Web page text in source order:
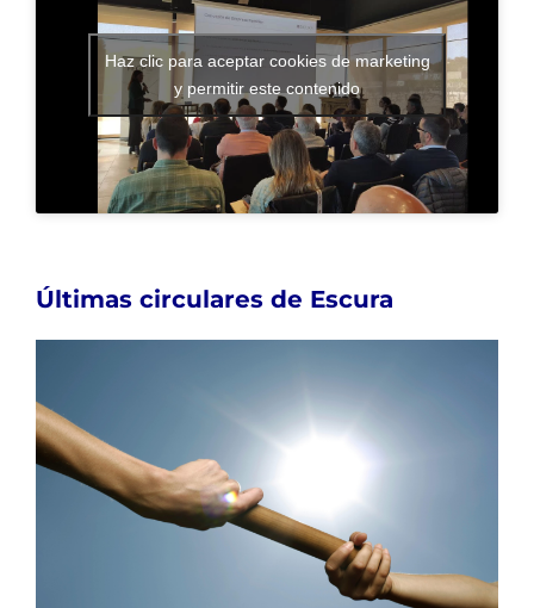
Haz clic para aceptar cookies de marketing
y permitir este contenido
Últimas circulares de Escura